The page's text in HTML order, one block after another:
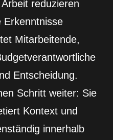
reduzieren
Erkenntnisse
Mitarbeitende,
Entscheidung.
Schritt weiter: Sie
Kontext und
innerhalb